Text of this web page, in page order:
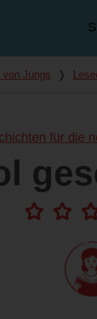
von Jungs ❭
für die